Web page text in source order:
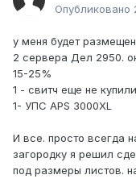
Опубликовано
у меня будет
2 сервера Дел 2950.
15-25%
1 - свитч еще не
1- УПС APS 3000XL
И все. просто всегда
загородку я решил
под размеры листов.